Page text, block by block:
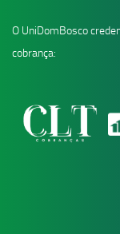
O UniDomBosco
cobrança: